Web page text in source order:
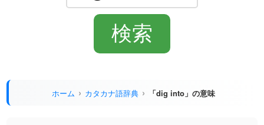
ホーム カタカナ語辞典 「dig into」の意味